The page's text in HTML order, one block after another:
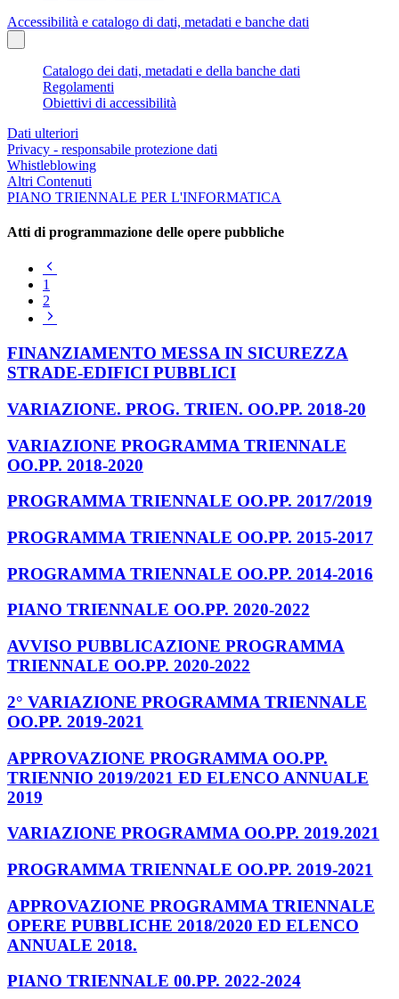
Accessibilità e catalogo di dati, metadati e banche dati
Catalogo dei dati, metadati e della banche dati
Regolamenti
Obiettivi di accessibilità
Dati ulteriori
Privacy - responsabile protezione dati
Whistleblowing
Altri Contenuti
PIANO TRIENNALE PER L'INFORMATICA
Atti di programmazione delle opere pubbliche
1
2
FINANZIAMENTO MESSA IN SICUREZZA
STRADE-EDIFICI PUBBLICI
VARIAZIONE. PROG. TRIEN. OO.PP. 2018-20
VARIAZIONE PROGRAMMA TRIENNALE
OO.PP. 2018-2020
PROGRAMMA TRIENNALE OO.PP. 2017/2019
PROGRAMMA TRIENNALE OO.PP. 2015-2017
PROGRAMMA TRIENNALE OO.PP. 2014-2016
PIANO TRIENNALE OO.PP. 2020-2022
AVVISO PUBBLICAZIONE PROGRAMMA
TRIENNALE OO.PP. 2020-2022
2° VARIAZIONE PROGRAMMA TRIENNALE
OO.PP. 2019-2021
APPROVAZIONE PROGRAMMA OO.PP.
TRIENNIO 2019/2021 ED ELENCO ANNUALE
2019
VARIAZIONE PROGRAMMA OO.PP. 2019.2021
PROGRAMMA TRIENNALE OO.PP. 2019-2021
APPROVAZIONE PROGRAMMA TRIENNALE
OPERE PUBBLICHE 2018/2020 ED ELENCO
ANNUALE 2018.
PIANO TRIENNALE 00.PP. 2022-2024